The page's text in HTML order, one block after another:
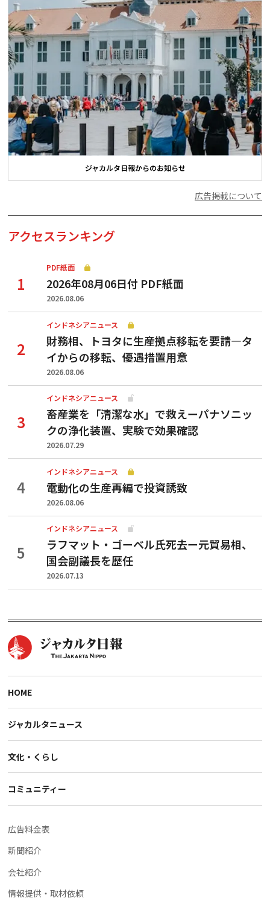
ジャカルタ日報からのお知らせ
広告掲載について
アクセスランキング
PDF紙面
2026年08月06日付 PDF紙面
2026.08.06
インドネシアニュース
財務相、トヨタに生産拠点移転を要請—タ
イからの移転、優遇措置用意
2026.08.06
インドネシアニュース
畜産業を「清潔な水」で救えーパナソニッ
クの浄化装置、実験で効果確認
2026.07.29
インドネシアニュース
電動化の生産再編で投資誘致
2026.08.06
インドネシアニュース
ラフマット・ゴーベル氏死去ー元貿易相、
国会副議長を歴任
2026.07.13
HOME
ジャカルタニュース
文化・くらし
コミュニティー
広告料金表
新聞紹介
会社紹介
情報提供・取材依頼